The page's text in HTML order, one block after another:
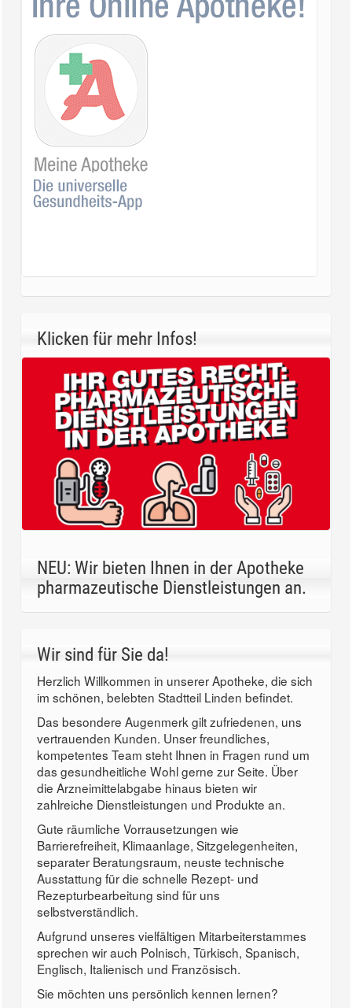
Klicken für mehr Infos!
NEU: Wir bieten Ihnen in der Apotheke
pharmazeutische Dienstleistungen an.
Wir sind für Sie da!
Herzlich Willkommen in unserer Apotheke, die sich
im schönen, belebten Stadtteil Linden befindet.
Das besondere Augenmerk gilt zufriedenen, uns
vertrauenden Kunden. Unser freundliches,
kompetentes Team steht Ihnen in Fragen rund um
das gesundheitliche Wohl gerne zur Seite. Über
die Arzneimittelabgabe hinaus bieten wir
zahlreiche Dienstleistungen und Produkte an.
Gute räumliche Vorrausetzungen wie
Barrierefreiheit, Klimaanlage, Sitzgelegenheiten,
separater Beratungsraum, neuste technische
Ausstattung für die schnelle Rezept- und
Rezepturbearbeitung sind für uns
selbstverständlich.
Aufgrund unseres vielfältigen Mitarbeiterstammes
sprechen wir auch Polnisch, Türkisch, Spanisch,
Englisch, Italienisch und Französisch.
Sie möchten uns persönlich kennen lernen?